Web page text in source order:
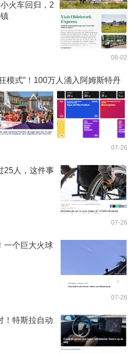
火车回归，2
08-02
模式”！100万人涌入阿姆斯特丹
07-26
25人，这件事
07-26
一个巨大火球
07-26
！特斯拉自动